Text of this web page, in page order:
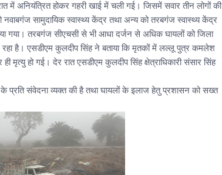
में अनियंत्रित होकर गहरी खाई में चली गई। जिसमें सवार तीन लोगों की
नवाबगंज सामुदायिक स्वास्थ्य केंद्र तथा अन्य को तरबगंज स्वास्थ्य केंद्र
गया। तरबगंज सीएचसी से भी आधा दर्जन से अधिक घायलों को जिला
है। एसडीएम कुलदीप सिंह ने बताया कि मृतकों में लल्लू पुत्र कमलेश
मृत्यु हो गई। देर रात एसडीएम कुलदीप सिंह क्षेत्राधिकारी संसार सिंह
प्रति संवेदना व्यक्त की है तथा घायलों के इलाज हेतु प्रशासन को सख्त